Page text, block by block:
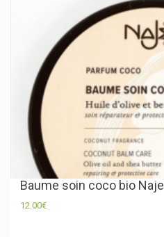
Baume soin coco bio Najel
12.00€